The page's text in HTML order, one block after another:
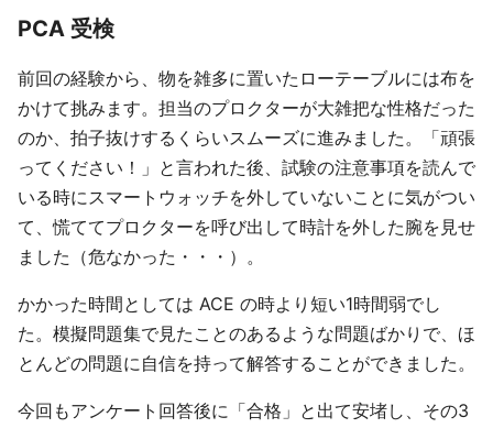
PCA 受検
前回の経験から、物を雑多に置いたローテーブルには布を
かけて挑みます。担当のプロクターが大雑把な性格だった
のか、拍子抜けするくらいスムーズに進みました。「頑張
ってください！」と言われた後、試験の注意事項を読んで
いる時にスマートウォッチを外していないことに気がつい
て、慌ててプロクターを呼び出して時計を外した腕を見せ
ました（危なかった・・・）。
かかった時間としては ACE の時より短い1時間弱でし
た。模擬問題集で見たことのあるような問題ばかりで、ほ
とんどの問題に自信を持って解答することができました。
今回もアンケート回答後に「合格」と出て安堵し、その3